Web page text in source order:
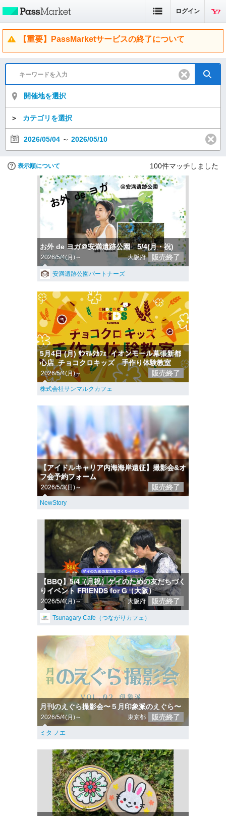
ログイン
【重要】PassMarketサービスの終了について
開催地を選択
＞ カテゴリを選択
2026/05/04 ～ 2026/05/10
表示順について 100件マッチしました
お外 de ヨガ＠安満遺跡公園 5/4(月・祝)
2026/5/4(月)～ 大阪府 販売終了
安満遺跡公園パートナーズ
5月4日 (月) ｻﾝﾏﾙｸｶﾌｪ_イオンモール幕張新都
心店_チョコクロキッズ 手作り体験教室
2026/5/4(月)～ 販売終了
株式会社サンマルクカフェ
【アイドルキャリア内海海岸遠征】撮影会&オ
フ会予約フォーム
2026/5/3(日)～ 販売終了
NewStory
【BBQ】5/4（月祝）ゲイのための友だちづく
りイベント FRIENDS for G（大阪）
2026/5/4(月)～ 大阪府 販売終了
Tsunagary Cafe（つながりカフェ）
月刊のえぐら撮影会〜５月印象派のえぐら〜
2026/5/4(月)～ 東京都 販売終了
ミタ ノエ